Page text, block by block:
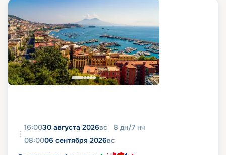
16:0030 августа 2026вс 8 дн/7 нч
08:0006 сентября 2026вс